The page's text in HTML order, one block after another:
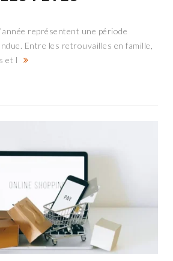
représentent une période
Entre les retrouvailles en famille,
et l